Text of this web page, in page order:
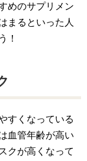
めのサプリメン
まるといった人
！
すくなっている
血管年齢が高い
クが高くなって